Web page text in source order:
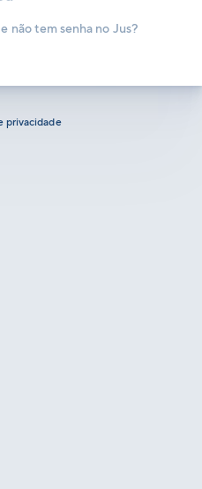
não tem senha no Jus?
privacidade